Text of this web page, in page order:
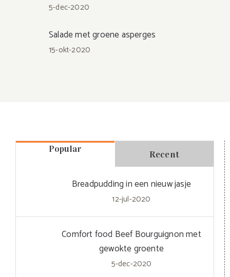
5-dec-2020
Salade met groene asperges
15-okt-2020
Popular Recent
Breadpudding in een nieuw jasje
12-jul-2020
Comfort food Beef Bourguignon met
gewokte groente
5-dec-2020